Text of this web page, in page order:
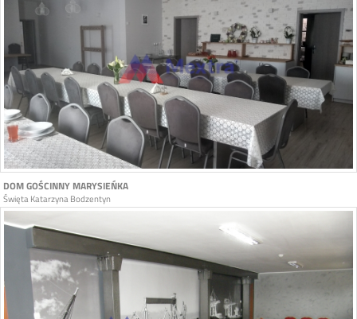
DOM GOŚCINNY MARYSIEŃKA
Święta Katarzyna Bodzentyn